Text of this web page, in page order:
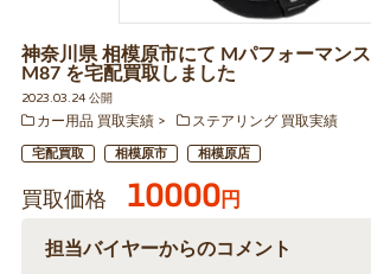
神奈川県 相模原市にて Mパフォーマン
M87 を宅配買取しました
2023.03.24 公開
カー用品 買取実績
ステアリング 買取実績
宅配買取 相模原市 相模原店
買取価格 10000円
担当バイヤーからのコメント